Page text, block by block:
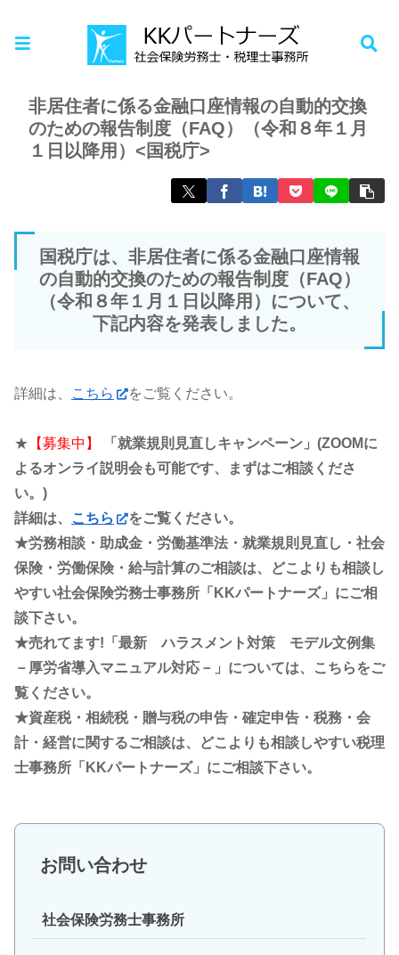
お知らせ
非居住者に係る金融口座情報の自動的交換
のための報告制度（FAQ）（令和８年１月
１日以降用）<国税庁>
国税庁は、非居住者に係る金融口座情報
の自動的交換のための報告制度（FAQ）
（令和８年１月１日以降用）について、
下記内容を発表しました。
詳細は、 こちら をご覧ください。
★ 【募集中】
「就業規則見直しキャンペーン」(ZOOMに
よるオンライ説明会も可能です、まずはご相談くださ
い。)
詳細は、
こちら
をご覧ください。
★労務相談・助成金・労働基準法・就業規則見直し・社会
保険・労働保険・給与計算のご相談は、どこよりも相談し
やすい社会保険労務士事務所「KKパートナーズ」にご相
談下さい。
★売れてます!「最新 ハラスメント対策 モデル文例集
－厚労省導入マニュアル対応－」については、こちらをご
覧ください。
★資産税・相続税・贈与税の申告・確定申告・税務・会
計・経営に関するご相談は、どこよりも相談しやすい税理
士事務所「KKパートナーズ」にご相談下さい。
お問い合わせ
社会保険労務士事務所